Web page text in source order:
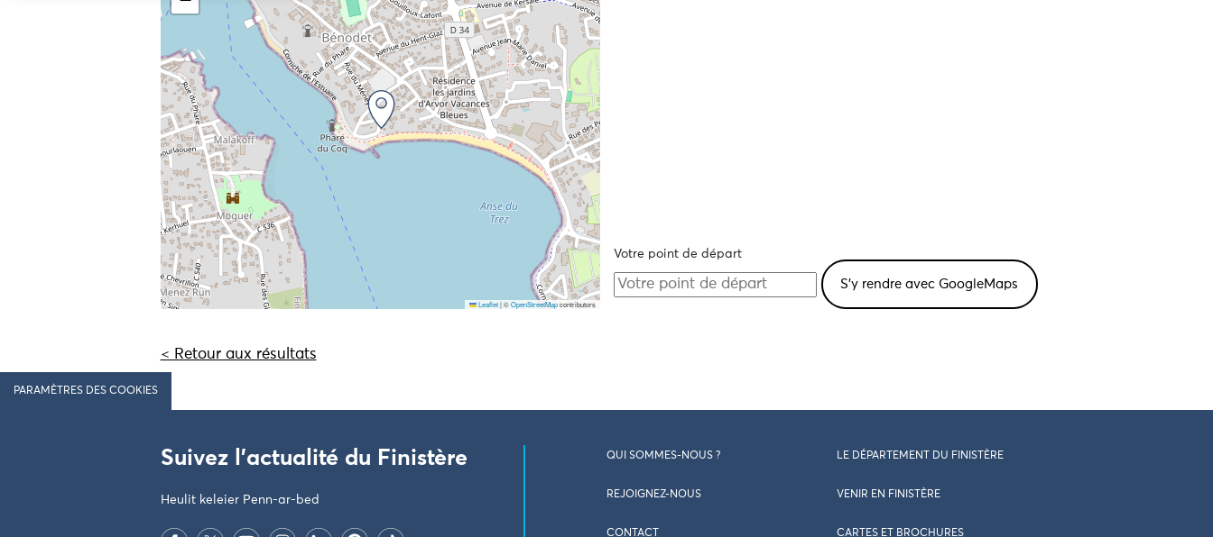
Leaflet |©OpenStreetMapcontributors
Votre point de départ
< Retour aux résultats
PARAMÈTRES DES COOKIES
Suivez l'actualité du Finistère
Heulit keleier Penn-ar-bed
QUI SOMMES-NOUS ? LE DÉPARTEMENT DU FINISTÈRE
REJOIGNEZ-NOUS VENIR EN FINISTÈRE
CONTACT CARTES ET BROCHURES